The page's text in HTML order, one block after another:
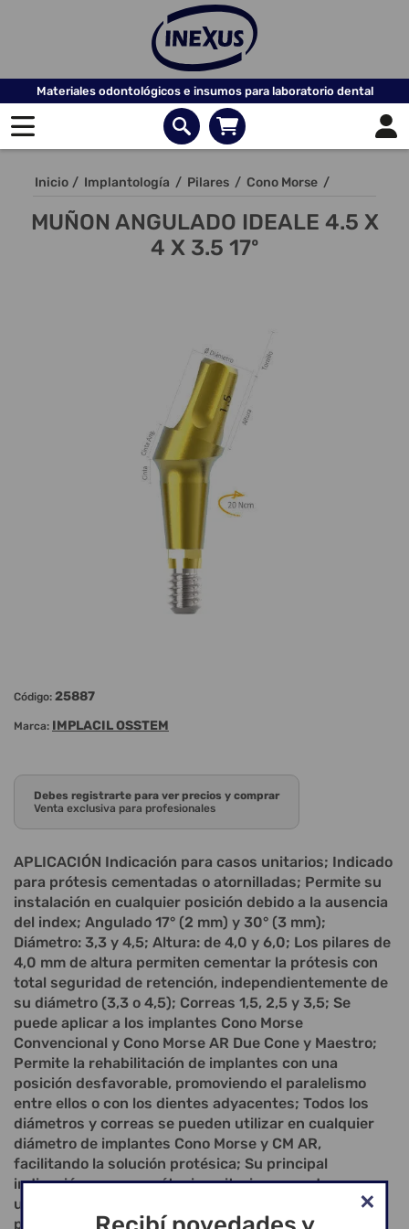
Materiales odontológicos e insumos para laboratorio dental
Inicio / Implantología / Pilares / Cono Morse /
MUÑON ANGULADO IDEALE 4.5 X
4 X 3.5 17º
Código: 25887
Marca: IMPLACIL OSSTEM
Debes registrarte para ver precios y comprar
Venta exclusiva para profesionales
APLICACIÓN Indicación para casos unitarios; Indicado
para prótesis cementadas o atornilladas; Permite su
instalación en cualquier posición debido a la ausencia
del index; Angulado 17° (2 mm) y 30° (3 mm);
Diámetro: 3,3 y 4,5; Altura: de 4,0 y 6,0; Los pilares de
4,0 mm de altura permiten cementar la prótesis con
total seguridad de retención, independientemente de
su diámetro (3,3 o 4,5); Correas 1,5, 2,5 y 3,5; Se
puede aplicar a los implantes Cono Morse
Convencional y Cono Morse AR Due Cone y Maestro;
Permite la rehabilitación de implantes con una
posición desfavorable, promoviendo el paralelismo
entre ellos o con los dientes adyacentes; Todos los
diámetros y correas se pueden utilizar en cualquier
diámetro de implantes Cono Morse y CM AR,
facilitando la solución protésica; Su principal
indicación es para prótesis unitarias y puede
utilizarse para prótesis múltiples; En casos de
prótesis múltiples, se requiere paralelismo; Dispone